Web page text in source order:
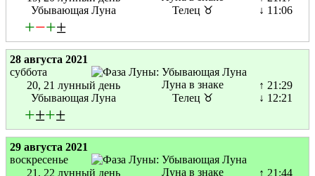
Убывающая Луна
Телец ♉
↓ 11:06
+−+±
28 августа 2021
суббота
20, 21 лунный день
Убывающая Луна
Луна в знаке
Телец ♉
↑ 21:29
↓ 12:21
+±+±
29 августа 2021
воскресенье
21, 22 лунный день
Луна в знаке
↑ 21:44